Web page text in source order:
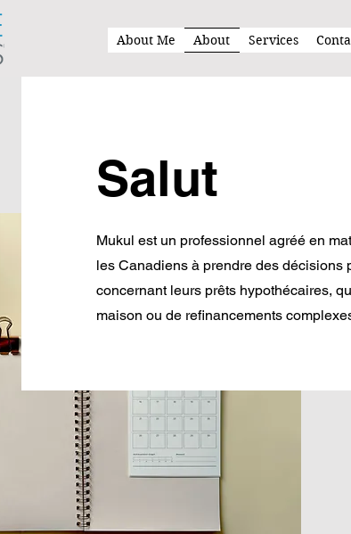
About Me About Services
Salut
Mukul est un professionnel agréé en
les Canadiens à prendre des décisions
concernant leurs prêts hypothécaires,
maison ou de refinancements